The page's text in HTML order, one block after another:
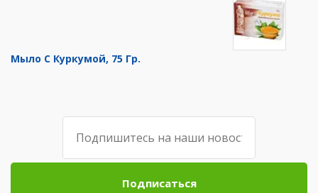
Мыло С Куркумой, 75 Гр.
Подписаться